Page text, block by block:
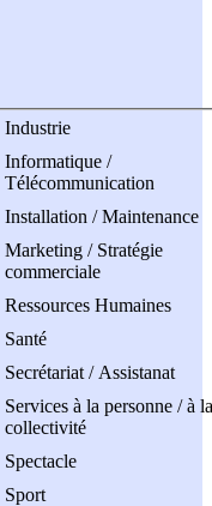
Industrie
Informatique /
Télécommunication
Installation / Maintenance
Marketing / Stratégie
commerciale
Ressources Humaines
Santé
Secrétariat / Assistanat
Services à la personne / à la
collectivité
Spectacle
Sport